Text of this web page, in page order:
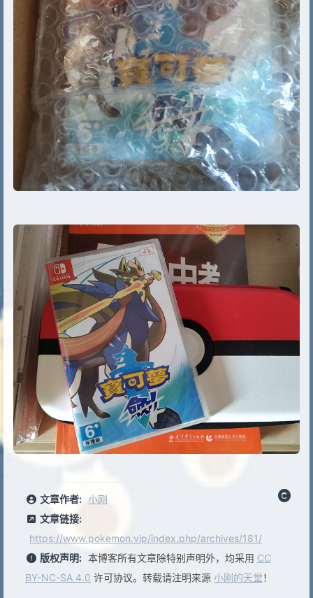
文章作者: 小刚
文章链接:
https://www.pokemon.vip/index.php/archives/181/
版权声明: 本博客所有文章除特别声明外，均采用 CC
BY-NC-SA 4.0 许可协议。转载请注明来源 小刚的天堂！